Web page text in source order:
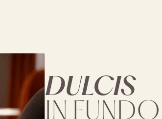
DULCIS
IN FUNDO